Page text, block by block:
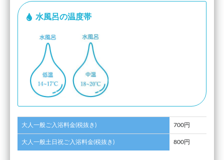
水風呂の温度帯
大人一般ご入浴料金(税抜き) 700円
大人一般土日祝ご入浴料金(税抜き) 800円